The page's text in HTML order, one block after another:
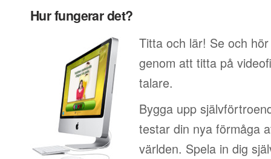
Hur fungerar det?
Titta och lär! Se och
genom att titta på
talare.
Bygga upp
testar din nya förmåga
världen. Spela in dig